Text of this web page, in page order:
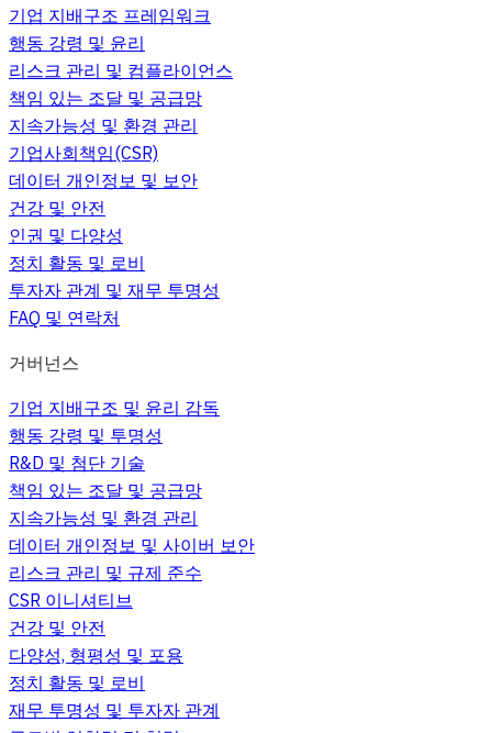
기업 지배구조 프레임워크
행동 강령 및 윤리
리스크 관리 및 컴플라이언스
책임 있는 조달 및 공급망
지속가능성 및 환경 관리
기업사회책임(CSR)
데이터 개인정보 및 보안
건강 및 안전
인권 및 다양성
정치 활동 및 로비
투자자 관계 및 재무 투명성
FAQ 및 연락처
거버넌스
기업 지배구조 및 윤리 감독
행동 강령 및 투명성
R&D 및 첨단 기술
책임 있는 조달 및 공급망
지속가능성 및 환경 관리
데이터 개인정보 및 사이버 보안
리스크 관리 및 규제 준수
CSR 이니셔티브
건강 및 안전
다양성, 형평성 및 포용
정치 활동 및 로비
재무 투명성 및 투자자 관계